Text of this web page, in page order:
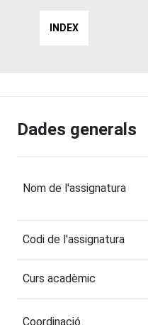
INDEX
Dades generals
Nom de l'assignatura
Codi de l'assignatura
Curs acadèmic
Coordinació